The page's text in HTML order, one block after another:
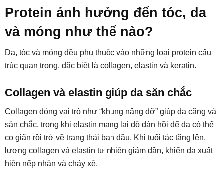
Protein ảnh hưởng đến tóc, da
và móng như thế nào?
Da, tóc và móng đều phụ thuộc vào những loại protein cấu
trúc quan trọng, đặc biệt là collagen, elastin và keratin.
Collagen và elastin giúp da săn chắc
Collagen đóng vai trò như “khung nâng đỡ” giúp da căng và
săn chắc, trong khi elastin mang lại độ đàn hồi để da có thể
co giãn rồi trở về trạng thái ban đầu. Khi tuổi tác tăng lên,
lượng collagen và elastin tự nhiên giảm dần, khiến da xuất
hiện nếp nhăn và chảy xệ.